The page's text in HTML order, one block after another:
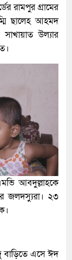
রামপুর গ্রামের
ছালেহ আহমদ
উল্যার
আবদুল্লাহকে
জলদস্যুরা। ২৩
বাড়িতে এসে ঈদ